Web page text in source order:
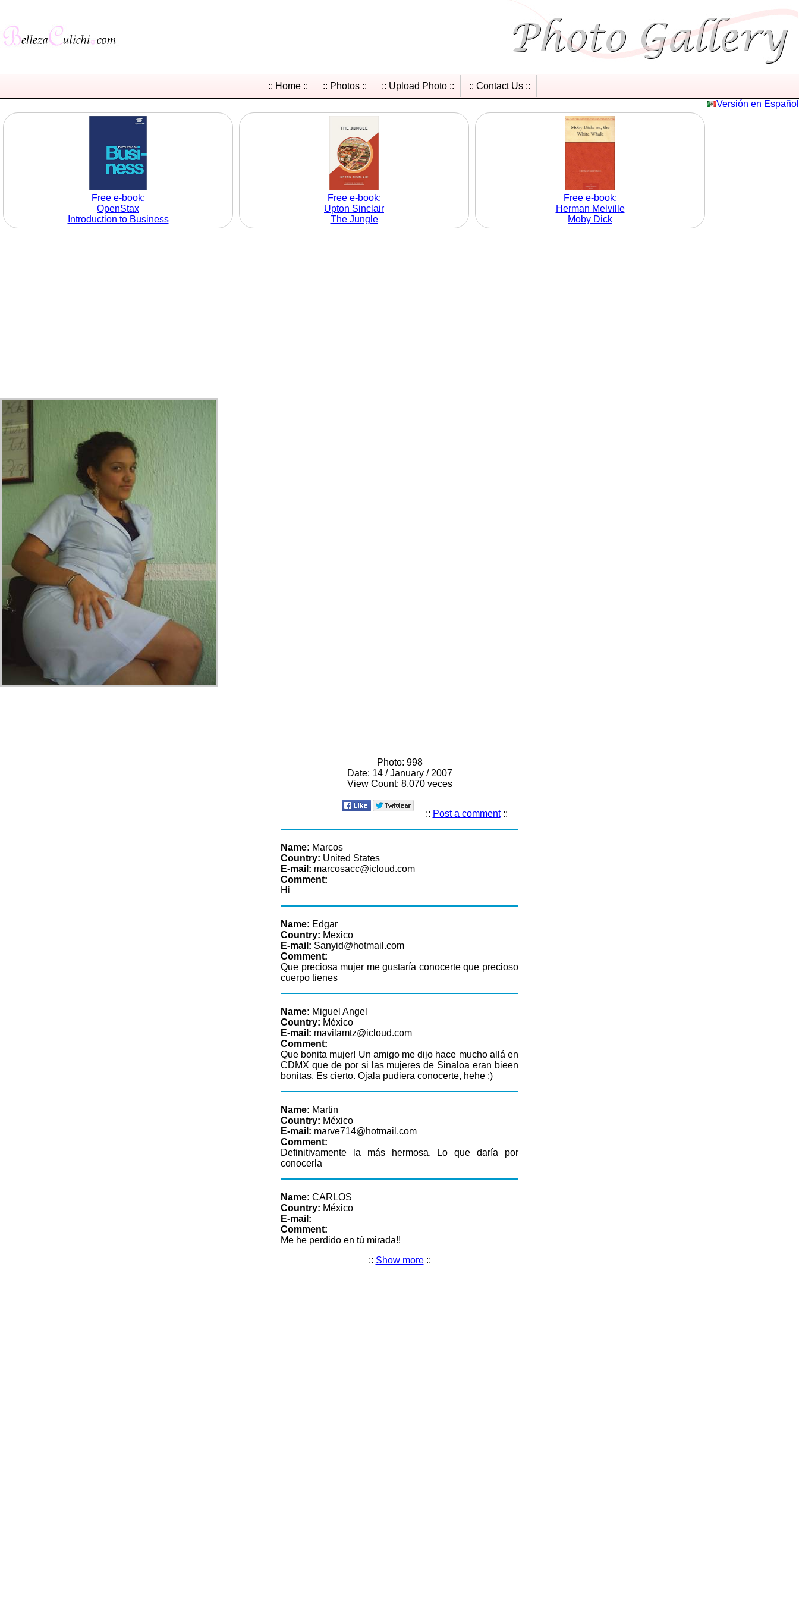
:: Home :: :: Photos :: :: Upload Photo ::
:: Contact Us ::
Versión en Español
Free e-book:
OpenStax
Introduction to Business
Free e-book:
Upton Sinclair
The Jungle
Free e-book:
Herman Melville
Moby Dick
Photo: 998
Date: 14 / January / 2007
View Count: 8,070 veces
:: Post a comment::
Name: Marcos
Country: United States
E-mail: marcosacc@icloud.com
Comment:
Hi
Name: Edgar
Country: Mexico
E-mail: Sanyid@hotmail.com
Comment:
Que preciosa mujer me gustaría conocerte que precioso
cuerpo tienes
Name: Miguel Angel
Country: México
E-mail: mavilamtz@icloud.com
Comment:
Que bonita mujer! Un amigo me dijo hace mucho allá en
CDMX que de por si las mujeres de Sinaloa eran bieen
bonitas. Es cierto. Ojala pudiera conocerte, hehe :)
Name: Martin
Country: México
E-mail: marve714@hotmail.com
Comment:
Definitivamente la más hermosa. Lo que daría por
conocerla
Name: CARLOS
Country: México
E-mail:
Comment:
Me he perdido en tú mirada!!
:: Show more::